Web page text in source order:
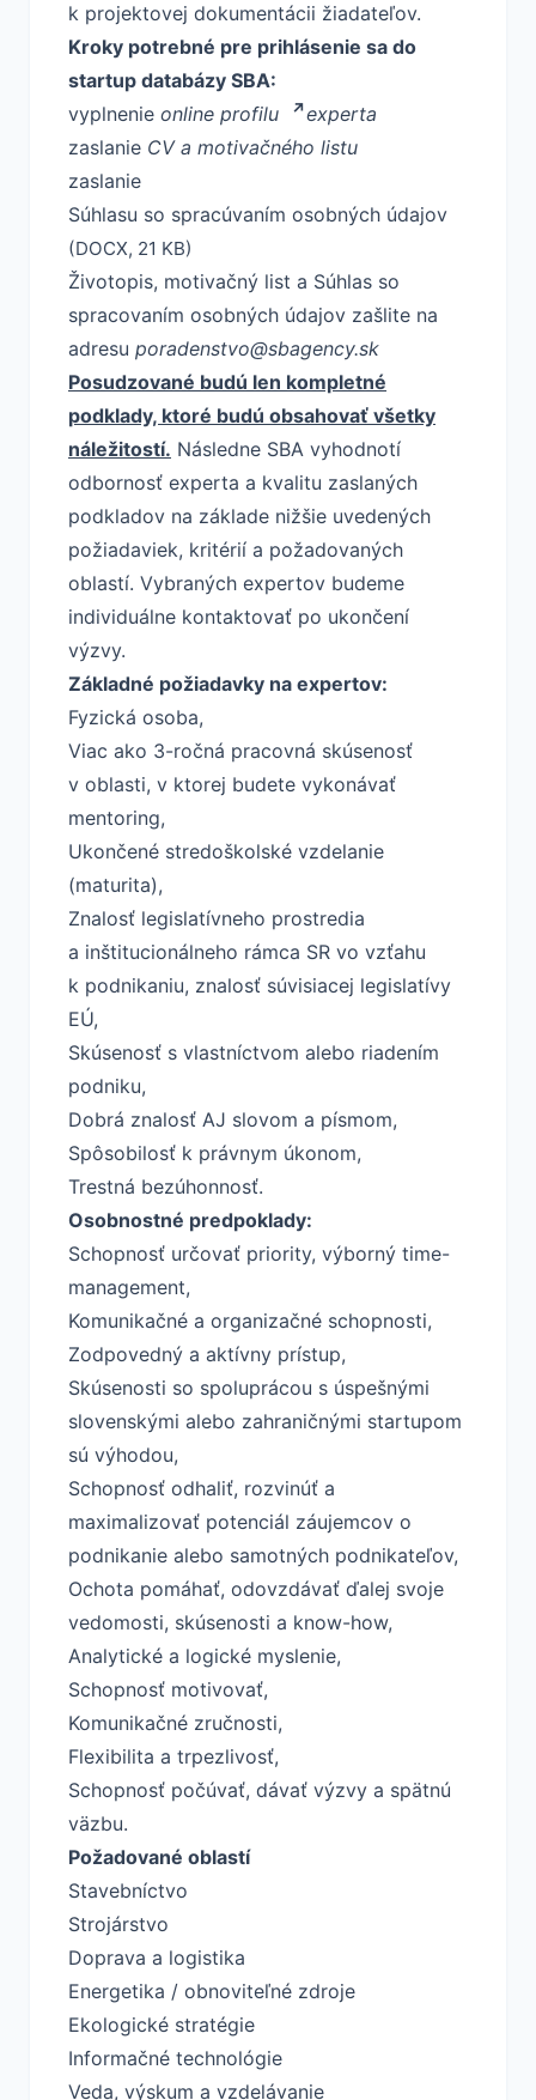
k projektovej dokumentácii žiadateľov.
Kroky potrebné pre prihlásenie sa do
startup databázy SBA:
vyplnenie online profilu
experta
zaslanie CV a motivačného listu
zaslanie
Súhlasu so spracúvaním osobných údajov
(DOCX, 21 KB)
Životopis, motivačný list a Súhlas so
spracovaním osobných údajov zašlite na
adresu poradenstvo@sbagency.sk
Posudzované budú len kompletné
podklady, ktoré budú obsahovať všetky
náležitostí. Následne SBA vyhodnotí
odbornosť experta a kvalitu zaslaných
podkladov na základe nižšie uvedených
požiadaviek, kritérií a požadovaných
oblastí. Vybraných expertov budeme
individuálne kontaktovať po ukončení
výzvy.
Základné požiadavky na expertov:
Fyzická osoba,
Viac ako 3-ročná pracovná skúsenosť
v oblasti, v ktorej budete vykonávať
mentoring,
Ukončené stredoškolské vzdelanie
(maturita),
Znalosť legislatívneho prostredia
a inštitucionálneho rámca SR vo vzťahu
k podnikaniu, znalosť súvisiacej legislatívy
EÚ,
Skúsenosť s vlastníctvom alebo riadením
podniku,
Dobrá znalosť AJ slovom a písmom,
Spôsobilosť k právnym úkonom,
Trestná bezúhonnosť.
Osobnostné predpoklady:
Schopnosť určovať priority, výborný time-
management,
Komunikačné a organizačné schopnosti,
Zodpovedný a aktívny prístup,
Skúsenosti so spoluprácou s úspešnými
slovenskými alebo zahraničnými startupom
sú výhodou,
Schopnosť odhaliť, rozvinúť a
maximalizovať potenciál záujemcov o
podnikanie alebo samotných podnikateľov,
Ochota pomáhať, odovzdávať ďalej svoje
vedomosti, skúsenosti a know-how,
Analytické a logické myslenie,
Schopnosť motivovať,
Komunikačné zručnosti,
Flexibilita a trpezlivosť,
Schopnosť počúvať, dávať výzvy a spätnú
väzbu.
Požadované oblastí
Stavebníctvo
Strojárstvo
Doprava a logistika
Energetika / obnoviteľné zdroje
Ekologické stratégie
Informačné technológie
Veda, výskum a vzdelávanie